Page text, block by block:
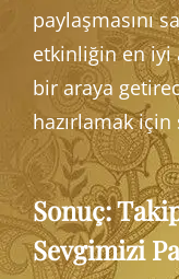
paylaşmasını
etkinliğin en iyi
bir araya
hazırlamak için
Sonuç:
Sevgimizi